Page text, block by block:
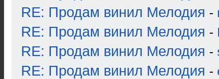
RE: Продам винил Мелодия -
RE: Продам винил Мелодия -
RE: Продам винил Мелодия -
RE: Продам винил Мелодия -